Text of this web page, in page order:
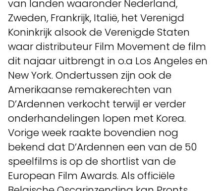
van landen waaronder Nederland,
Zweden, Frankrijk, Italië, het Verenigd
Koninkrijk alsook de Verenigde Staten
waar distributeur Film Movement de film
dit najaar uitbrengt in o.a Los Angeles en
New York. Ondertussen zijn ook de
Amerikaanse remakerechten van
D’Ardennen verkocht terwijl er verder
onderhandelingen lopen met Korea.
Vorige week raakte bovendien nog
bekend dat D’Ardennen een van de 50
speelfilms is op de shortlist van de
European Film Awards. Als officiële